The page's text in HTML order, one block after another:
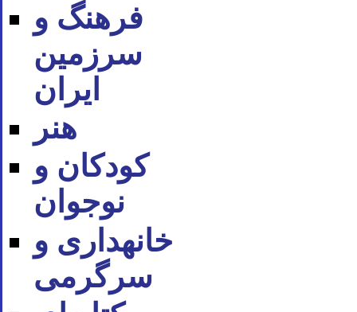
فرهنگ و
سرزمین
ایران
هنر
کودکان و
نوجوان
خانه‪داری و
سرگرمی